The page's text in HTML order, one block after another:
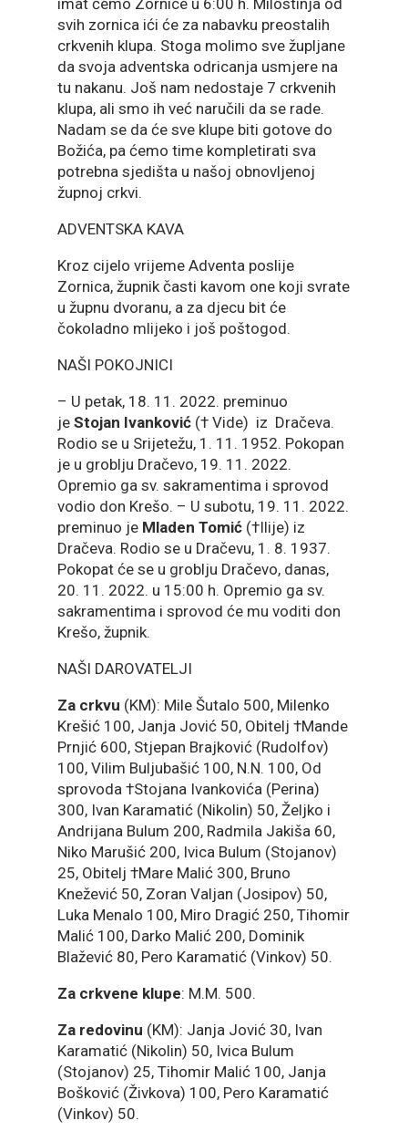
imat ćemo Zornice u 6:00 h. Milostinja od
svih zornica ići će za nabavku preostalih
crkvenih klupa. Stoga molimo sve župljane
da svoja adventska odricanja usmjere na
tu nakanu. Još nam nedostaje 7 crkvenih
klupa, ali smo ih već naručili da se rade.
Nadam se da će sve klupe biti gotove do
Božića, pa ćemo time kompletirati sva
potrebna sjedišta u našoj obnovljenoj
župnoj crkvi.
ADVENTSKA KAVA
Kroz cijelo vrijeme Adventa poslije
Zornica, župnik časti kavom one koji svrate
u župnu dvoranu, a za djecu bit će
čokoladno mlijeko i još poštogod.
NAŠI POKOJNICI
– U petak, 18. 11. 2022. preminuo
je Stojan Ivanković († Vide) iz Dračeva.
Rodio se u Srijetežu, 1. 11. 1952. Pokopan
je u groblju Dračevo, 19. 11. 2022.
Opremio ga sv. sakramentima i sprovod
vodio don Krešo. – U subotu, 19. 11. 2022.
preminuo je Mladen Tomić (†Ilije) iz
Dračeva. Rodio se u Dračevu, 1. 8. 1937.
Pokopat će se u groblju Dračevo, danas,
20. 11. 2022. u 15:00 h. Opremio ga sv.
sakramentima i sprovod će mu voditi don
Krešo, župnik.
NAŠI DAROVATELJI
Za crkvu (KM): Mile Šutalo 500, Milenko
Krešić 100, Janja Jović 50, Obitelj †Mande
Prnjić 600, Stjepan Brajković (Rudolfov)
100, Vilim Buljubašić 100, N.N. 100, Od
sprovoda †Stojana Ivankovića (Perina)
300, Ivan Karamatić (Nikolin) 50, Željko i
Andrijana Bulum 200, Radmila Jakiša 60,
Niko Marušić 200, Ivica Bulum (Stojanov)
25, Obitelj †Mare Malić 300, Bruno
Knežević 50, Zoran Valjan (Josipov) 50,
Luka Menalo 100, Miro Dragić 250, Tihomir
Malić 100, Darko Malić 200, Dominik
Blažević 80, Pero Karamatić (Vinkov) 50.
Za crkvene klupe: M.M. 500.
Za redovinu (KM): Janja Jović 30, Ivan
Karamatić (Nikolin) 50, Ivica Bulum
(Stojanov) 25, Tihomir Malić 100, Janja
Bošković (Živkova) 100, Pero Karamatić
(Vinkov) 50.